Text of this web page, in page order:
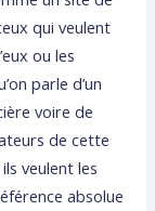
qui veulent
ou les
parle d’un
voire de
de cette
veulent les
absolue